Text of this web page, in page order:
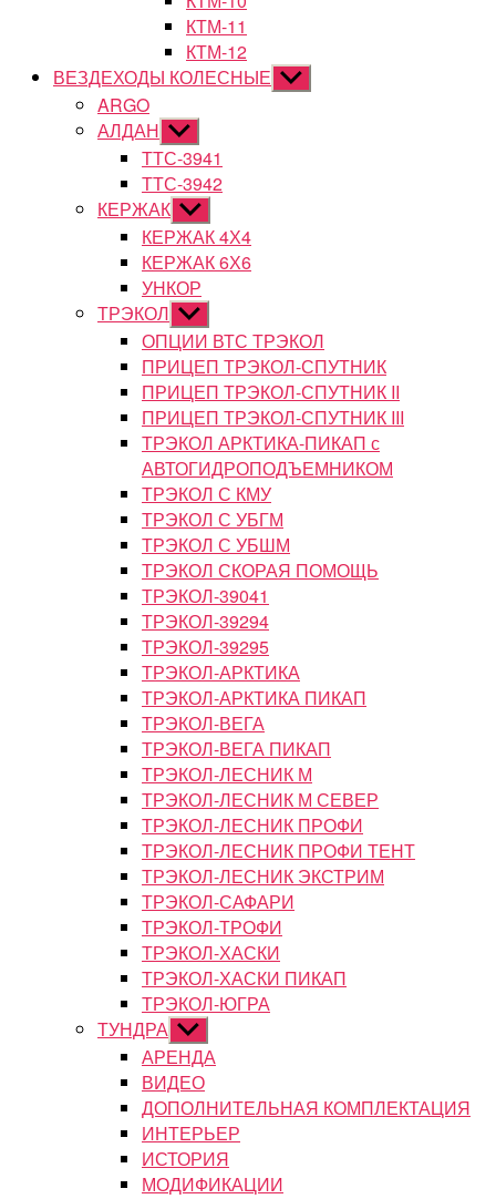
КТМ-11
КТМ-12
ВЕЗДЕХОДЫ КОЛЕСНЫЕ Показывать
подменю
ARGO
АЛДАН Показывать
подменю
ТТС-3941
ТТС-3942
КЕРЖАК Показывать
подменю
КЕРЖАК 4Х4
КЕРЖАК 6Х6
УНКОР
ТРЭКОЛ Показывать
подменю
ОПЦИИ ВТС ТРЭКОЛ
ПРИЦЕП ТРЭКОЛ-СПУТНИК
ПРИЦЕП ТРЭКОЛ-СПУТНИК II
ПРИЦЕП ТРЭКОЛ-СПУТНИК III
ТРЭКОЛ АРКТИКА-ПИКАП с
АВТОГИДРОПОДЪЕМНИКОМ
ТРЭКОЛ С КМУ
ТРЭКОЛ С УБГМ
ТРЭКОЛ С УБШМ
ТРЭКОЛ СКОРАЯ ПОМОЩЬ
ТРЭКОЛ-39041
ТРЭКОЛ-39294
ТРЭКОЛ-39295
ТРЭКОЛ-АРКТИКА
ТРЭКОЛ-АРКТИКА ПИКАП
ТРЭКОЛ-ВЕГА
ТРЭКОЛ-ВЕГА ПИКАП
ТРЭКОЛ-ЛЕСНИК М
ТРЭКОЛ-ЛЕСНИК М СЕВЕР
ТРЭКОЛ-ЛЕСНИК ПРОФИ
ТРЭКОЛ-ЛЕСНИК ПРОФИ ТЕНТ
ТРЭКОЛ-ЛЕСНИК ЭКСТРИМ
ТРЭКОЛ-САФАРИ
ТРЭКОЛ-ТРОФИ
ТРЭКОЛ-ХАСКИ
ТРЭКОЛ-ХАСКИ ПИКАП
ТРЭКОЛ-ЮГРА
ТУНДРА Показывать
подменю
АРЕНДА
ВИДЕО
ДОПОЛНИТЕЛЬНАЯ КОМПЛЕКТАЦИЯ
ИНТЕРЬЕР
ИСТОРИЯ
МОДИФИКАЦИИ